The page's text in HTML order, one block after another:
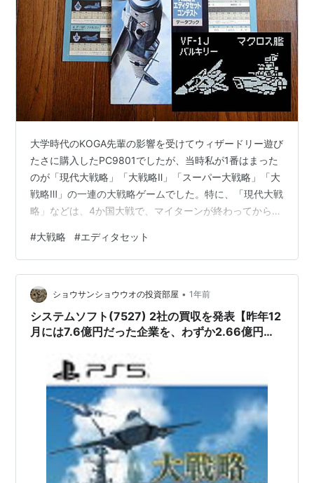
大学時代のKOGA先輩の影響を受けてウィザードリー遊び
たさに購入したPC9801でしたが、当時私が1番はまった
のが「現代大戦略」「大戦略Ⅱ」「スーパー大戦略」「大
戦略Ⅲ」の一連の大戦略ゲームでした。特に、「現代大戦
略」などは、4か国大戦で、マイターンが終わってからお
をしながらのんびり待って、3日から5日くらいかけて遊
んでいたっけ。まだまだ時間はたっぷりあるって若さの
頃でした。これらシリーズについても、ぜひ記事を書き
たいなと思ったのですが、いくら倉庫を探してもゲーム
自体は出てきません。攻略本も見当たらない。おそらく
は、スパロボをやり始めたころに…
#大戦略 #エディタセット
ショウサンショウウオの投資部屋 • 1年前
システムソフト(7527) 2社の買収を発表【昨年12
月には7.6億円だった企業を、わずか2.66億円で